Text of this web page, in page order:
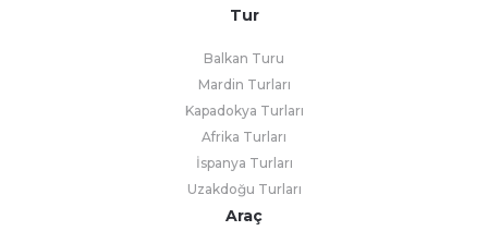
Tur
Balkan Turu
Mardin Turları
Kapadokya Turları
Afrika Turları
İspanya Turları
Uzakdoğu Turları
Araç